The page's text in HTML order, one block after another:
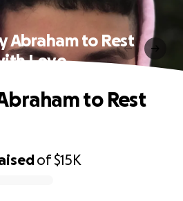
Abraham to Rest
Love
of$15K
to Rest